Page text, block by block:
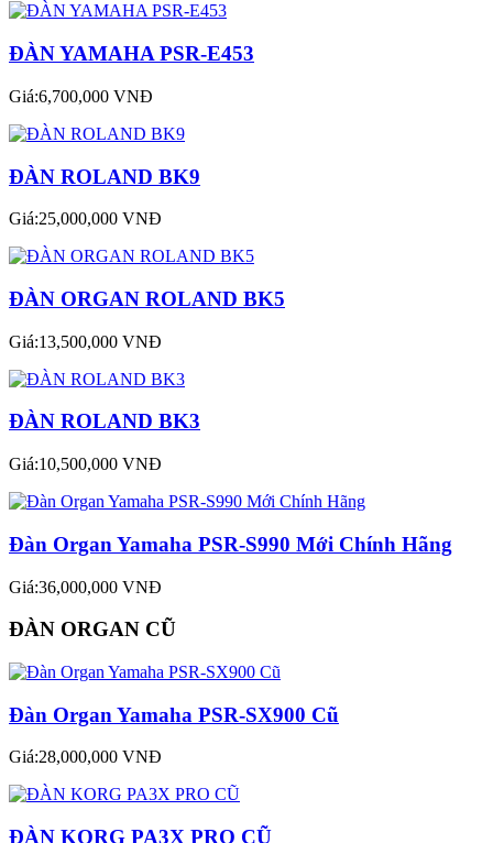
ĐÀN YAMAHA PSR-E453
Giá:6,700,000 VNĐ
ĐÀN ROLAND BK9
Giá:25,000,000 VNĐ
ĐÀN ORGAN ROLAND BK5
Giá:13,500,000 VNĐ
ĐÀN ROLAND BK3
Giá:10,500,000 VNĐ
Đàn Organ Yamaha PSR-S990 Mới Chính Hãng
Giá:36,000,000 VNĐ
ĐÀN ORGAN CŨ
Đàn Organ Yamaha PSR-SX900 Cũ
Giá:28,000,000 VNĐ
ĐÀN KORG PA3X PRO CŨ